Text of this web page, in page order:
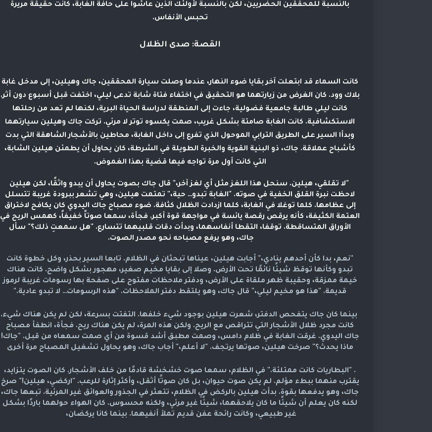
بالنسبة للمحققين الحضريين، لكن بالنسبة لأولئك الذين عاشوا على حافة الغابة، كانت حقيقة مريرة
تحبس الأنفاس.
القصة: صدى الظلال
كانت السماء قد ابتعلت آخر بقايا ضوء النهار، عندما وصلت سيارة المحققين، جاك وهيلين، إلى مدخل غابة
بلاك وود. كان الغرض من زيارتهما هو التحقيق في اختفاء فتاة شابة تدعى ليلي، اختفت قبل أسبوع دون أثر.
كانت ليلي طالبة جامعية فضولية، جاءت إلى المنطقة لدراسة الحياة البرية، لكنها لم تعد من رحلتها
الاستكشافية. كانت الغابة صامتة بشكل غريب، صمت يكسوه توتر لا مرئي. تركت جاك وهيلين سيارتهما
وبدأا السير على الطريق الترابي الموحول الذي تفرع إلى داخل الغابة، محاطين بالأشجار الشاهقة التي بدت
كأشباح عملاقة. جاك، ذو البنية القوية والخبرة الطويلة في الشرطة، كان يحاول أن يطمئن هيلين الشابة،
التي كانت أول مرة تواجه فيها قضية بهذا الغموض.
"لا تقلقي، هيلين. سنحل هذا اللغز مثل أي لغز آخر،" قال جاك بصوت يحاول أن يبدو واثقًا، لكن هيلين
لاحظت نبرة القلق الخفية في صوته. "الغابة تبدو… حية،" تمتمت هيلين، وهي تشعر ببرودة غريبة تتسلل
إلى عظامها. كلما توغلا في الغابة، كلما ازدادت الظلال كثافة. ضوء مصباح جاك اليدوي كان يكافح لاختراق
العتمة الكثيفة، كأنه يرقص رقصة يائسة في مواجهة قوة أكبر. فجأة، سمعا صوتاً خفيفاً، كهمس الريح في
الأوراق المتساقطة. توقفا، التقطا أنفاسهما، وبدأت دقات قلبيهما تتسارع. "هل سمعتِ ذلك؟" سأل
جاك، وهو يرفع مصباحه نحو مصدر الصوت.
"نعم، بدا كأن أحدهم ينادي،" أجابت هيلين، عيناها تبحثان في الظلام. تابعا السير بحذر، وكل خطوة كانت
تبدو وكأنها توقظ شيئًا نائمًا تحت الأرض. وصلا إلى بقايا مخيم صغير، مهجور بشكل واضح. كانت هناك
خيمة ممزقة، وحقيبة ظهر ملقاة على الأرض، ودفتر ملاحظات مفتوح على صفحة بها رسومات غريبة لرموز
قديمة. "هذا هو مخيم ليلي،" قال جاك، وهو يلتقط دفتر الملاحظات. "هذه الرسومات… لا تبدو عادية."
بينما كان جاك يتفحص الدفتر، شعرت هيلين بوجود شيء خلفها. التفتت بسرعة، لكن لم يكن هناك شيء.
كانت مجرد ظلال الأشجار التي تتراقص مع الريح. ولكن هذه المرة، لم يكن هناك ريح. فجأة، انطفأ مصباح
جاك اليدوي. غرقت الغابة في ظلام دامس، وصمت مطبق أشد قسوة من أي صمت سمعاه من قبل. "جاك!
ماذا يحدث؟" صرخت هيلين، صوتها يرتجف. "لا أعلم،" أجاب جاك، وهو يحاول تشغيل المصباح مرة أخرى
. "البطاريات كانت ممتلئة." في الظلام، سمعا صوت خشخشة قادمًا من خلف الأشجار. كان الصوت يتزايد،
يقترب منهما ببطء مؤلم. لم يكن صوت حيوان، بل كان صوتًا أثقل، وأكثر إثارة للرعب. "اركضي، هيلين!" صرخ
جاك، وهو يدفعها بقوة. بدأت هيلين بالركض في الظلام، تتعثر في الجذور والعوائق غير المرئية. تبعها جاك،
لكنه كان يعلم أن شيئًا ما كان يلاحقهما، شيئًا غير مرئي، ولكنه محسوس. كان الهواء حولهما باردًا بشكل
غير طبيعي، وكانت رائحة عفن قديم تملأ أنفيهما. بينما كانا يركضان،